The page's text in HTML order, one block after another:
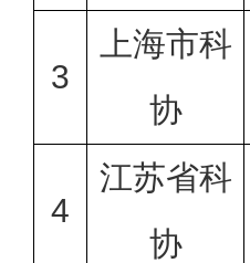
3
上海市科
协
4
江苏省科
协